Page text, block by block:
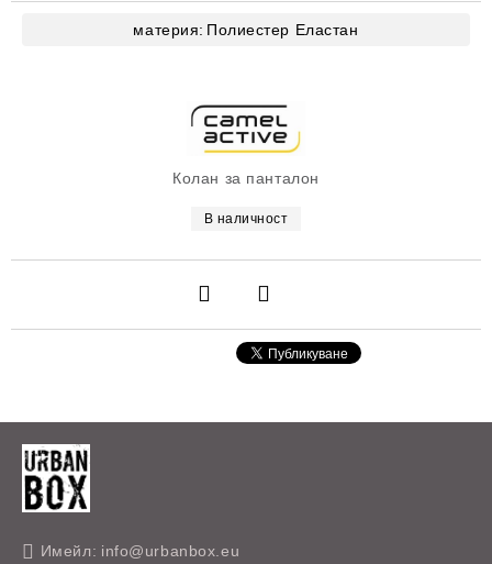
Колан за панталон
В наличност
материя: Полиестер Еластан
Имейл: info@urbanbox.eu